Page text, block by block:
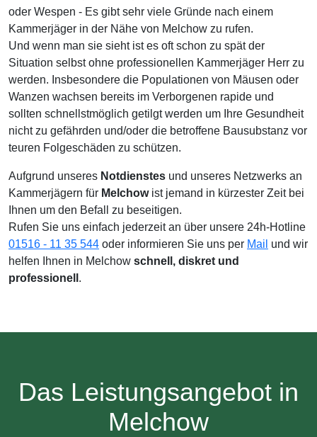
oder Wespen - Es gibt sehr viele Gründe nach einem
Kammerjäger in der Nähe von Melchow zu rufen.
Und wenn man sie sieht ist es oft schon zu spät der
Situation selbst ohne professionellen Kammerjäger Herr zu
werden. Insbesondere die Populationen von Mäusen oder
Wanzen wachsen bereits im Verborgenen rapide und
sollten schnellstmöglich getilgt werden um Ihre Gesundheit
nicht zu gefährden und/oder die betroffene Bausubstanz vor
teuren Folgeschäden zu schützen.
Aufgrund unseres Notdienstes und unseres Netzwerks an
Kammerjägern für Melchowist jemand in kürzester Zeit bei
Ihnen um den Befall zu beseitigen.
Rufen Sie uns einfach jederzeit an über unsere 24h-Hotline
01516 - 11 35 544 oder informieren Sie uns per Mail und wir
helfen Ihnen in Melchow schnell, diskret und
professionell .
Das Leistungsangebot in
Melchow